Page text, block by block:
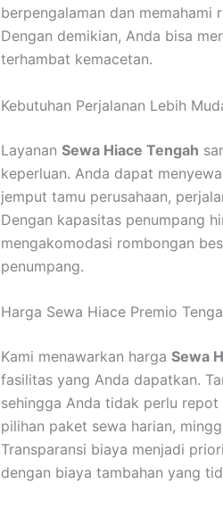
berpengalaman dan memahami
Dengan demikian, Anda bisa
terhambat kemacetan.
Kebutuhan Perjalanan Lebih
Layanan Sewa Hiace Tengah
keperluan. Anda dapat
jemput tamu perusahaan,
Dengan kapasitas penumpang
mengakomodasi rombongan
penumpang.
Harga Sewa Hiace Premio
Kami menawarkan harga Sewa
fasilitas yang Anda dapatkan.
sehingga Anda tidak perlu
pilihan paket sewa harian,
Transparansi biaya menjadi
dengan biaya tambahan yang